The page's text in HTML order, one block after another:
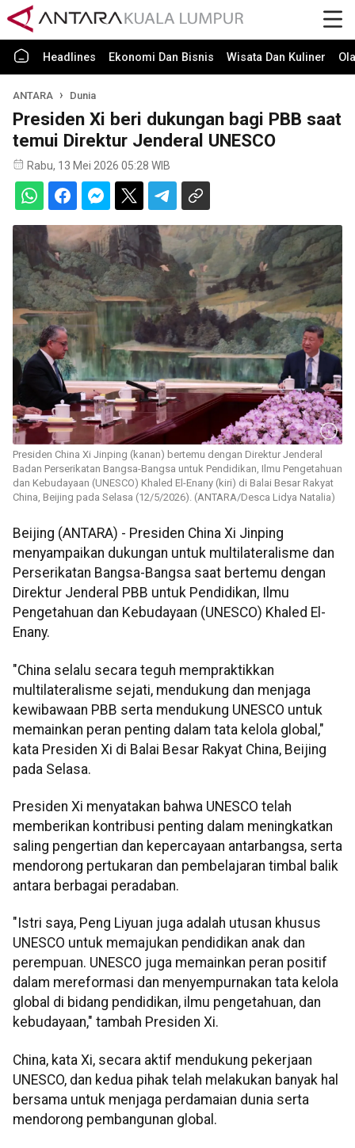
Headlines Ekonomi Dan Bisnis Wisata Dan Kuliner
ANTARA Dunia
Presiden Xi beri dukungan bagi PBB saat
temui Direktur Jenderal UNESCO
Rabu, 13 Mei 2026 05:28 WIB
Presiden China Xi Jinping (kanan) bertemu dengan Direktur Jenderal
Badan Perserikatan Bangsa-Bangsa untuk Pendidikan, Ilmu Pengetahuan
dan Kebudayaan (UNESCO) Khaled El-Enany (kiri) di Balai Besar Rakyat
China, Beijing pada Selasa (12/5/2026). (ANTARA/Desca Lidya Natalia)
Beijing (ANTARA) - Presiden China Xi Jinping
menyampaikan dukungan untuk multilateralisme dan
Perserikatan Bangsa-Bangsa saat bertemu dengan
Direktur Jenderal PBB untuk Pendidikan, Ilmu
Pengetahuan dan Kebudayaan (UNESCO) Khaled El-
Enany.
"China selalu secara teguh mempraktikkan
multilateralisme sejati, mendukung dan menjaga
kewibawaan PBB serta mendukung UNESCO untuk
memainkan peran penting dalam tata kelola global,"
kata Presiden Xi di Balai Besar Rakyat China, Beijing
pada Selasa.
Presiden Xi menyatakan bahwa UNESCO telah
memberikan kontribusi penting dalam meningkatkan
saling pengertian dan kepercayaan antarbangsa, serta
mendorong pertukaran dan pembelajaran timbal balik
antara berbagai peradaban.
"Istri saya, Peng Liyuan juga adalah utusan khusus
UNESCO untuk memajukan pendidikan anak dan
perempuan. UNESCO juga memainkan peran positif
dalam mereformasi dan menyempurnakan tata kelola
global di bidang pendidikan, ilmu pengetahuan, dan
kebudayaan," tambah Presiden Xi.
China, kata Xi, secara aktif mendukung pekerjaan
UNESCO, dan kedua pihak telah melakukan banyak hal
bersama untuk menjaga perdamaian dunia serta
mendorong pembangunan global.